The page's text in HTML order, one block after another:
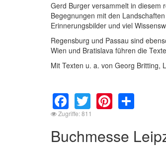
Gerd Burger versammelt in diesem
Begegnungen mit den
Erinnerungsbilder und viel
Regensburg und Passau sind
Wien und Bratislava führen die
Mit Texten u. a. von Georg Britting,
Facebook
TwitterPinterest
Zugriffe: 811
Buchmesse